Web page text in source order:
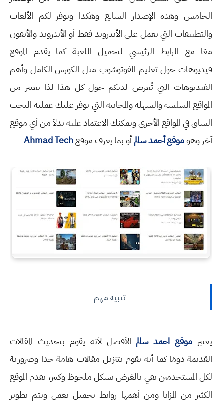
الخامس وهذه الإصدار السابع وهكذا ويوفر لكم الألعاب
والتطبيقات التي تعمل على الأندرويد فقط أو الأندرويد والأيفون
معَا مع الرابط الرئيسي لتحميل اللعبة كما يقدم الموقع
فيديوهات حول تعليم الفوتوشوب مثل الكورس الكامل وأهم
الفيديوهات التي تُعرض لديكم حول كل هذا لذا يعتبر من
المواقع السلسة والسهلة والمجانية التي توفر عليك عملية البحث
الشاق في المواقع الأخرى ويمكنك الاعتماد عليه بدلاَ من أي موقع
آخر وهوموقع أحمد سالمأو بما يعرف موقعAhmad Tech
تنبيه مهم
يعتبر موقع احمد سالم الأفضل لأنه يقوم بتحديث المقالات
القديمة دومَا كما أنه يقوم بتنزيل مقالات هامة جدا وضرورية
لكل المستخدمين تفي بالغرض بشكل ملحوظ وكبير، يقدم الموقع
الكثير من المزايا ومن أهمها روابط تحميل تعمل ويتم تطوير